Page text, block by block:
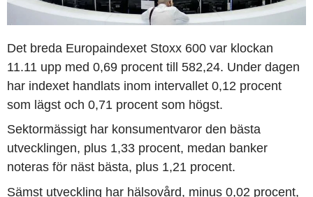
Det breda Europaindexet Stoxx 600 var klockan
11.11 upp med 0,69 procent till 582,24. Under dagen
har indexet handlats inom intervallet 0,12 procent
som lägst och 0,71 procent som högst.
Sektormässigt har konsumentvaror den bästa
utvecklingen, plus 1,33 procent, medan banker
noteras för näst bästa, plus 1,21 procent.
Sämst utveckling har hälsovård, minus 0,02 procent,